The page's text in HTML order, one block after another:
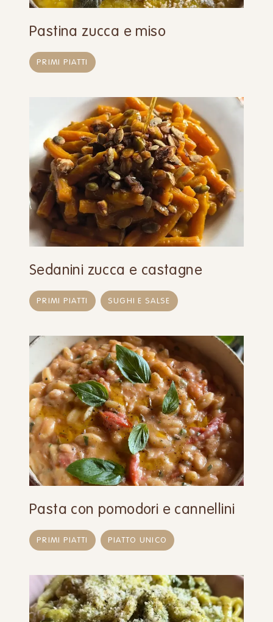
Pastina zucca e miso
PRIMI PIATTI
Sedanini zucca e castagne
PRIMI PIATTI SUGHI E SALSE
Pasta con pomodori e cannellini
PRIMI PIATTI PIATTO UNICO